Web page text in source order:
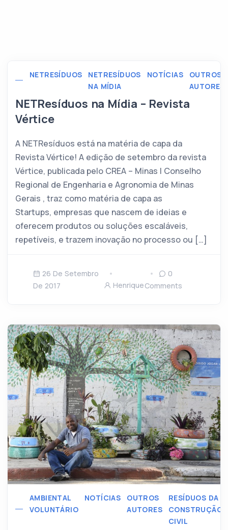
NETRESÍDUOS
NETRESÍDUOS
NA MÍDIA
NOTÍCIAS
OUTROS
AUTORES
NETResíduos na Mídia – Revista
Vértice
A NETResíduos está na matéria de capa da
Revista Vértice! A edição de setembro da revista
Vértice, publicada pelo CREA – Minas | Conselho
Regional de Engenharia e Agronomia de Minas
Gerais , traz como matéria de capa as
Startups, empresas que nascem de ideias e
oferecem produtos ou soluções escaláveis,
repetíveis, e trazem inovação no processo ou […]
26 De Setembro
De 2017
Henrique
0
Comments
AMBIENTAL
VOLUNTÁRIO
NOTÍCIAS
OUTROS
AUTORES
RESÍDUOS DA
CONSTRUÇÃO
CIVIL